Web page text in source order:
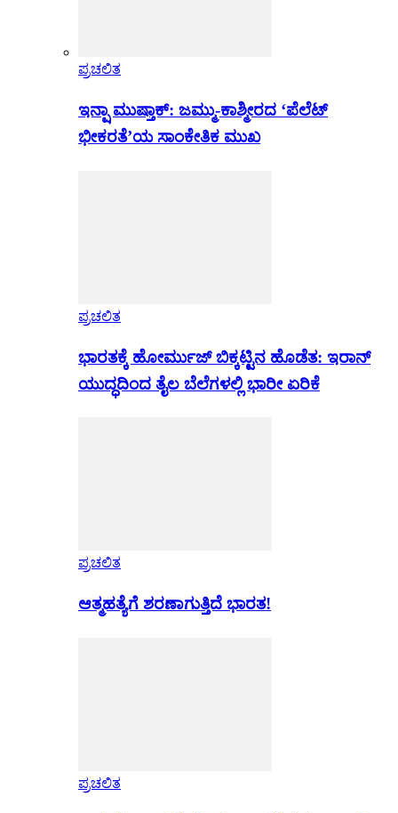
ಪ್ರಚಲಿತ
ಇನ್ಷಾ ಮುಷ್ತಾಕ್: ಜಮ್ಮು-ಕಾಶ್ಮೀರದ ‘ಪೆಲೆಟ್
ಭೀಕರತೆ’ಯ ಸಾಂಕೇತಿಕ ಮುಖ
ಪ್ರಚಲಿತ
ಭಾರತಕ್ಕೆ ಹೋರ್ಮುಜ್ ಬಿಕ್ಕಟ್ಟಿನ ಹೊಡೆತ: ಇರಾನ್
ಯುದ್ಧದಿಂದ ತೈಲ ಬೆಲೆಗಳಲ್ಲಿ ಭಾರೀ ಏರಿಕೆ
ಪ್ರಚಲಿತ
ಆತ್ಮಹತ್ಯೆಗೆ ಶರಣಾಗುತ್ತಿದೆ ಭಾರತ!
ಪ್ರಚಲಿತ